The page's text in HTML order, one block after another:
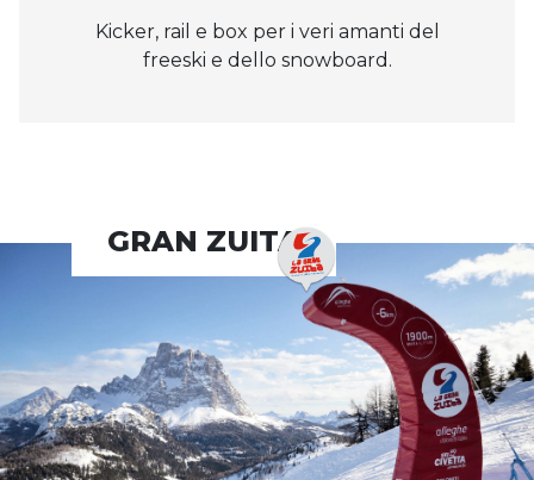
Kicker, rail e box per i veri amanti del
freeski e dello snowboard.
GRAN ZUITA